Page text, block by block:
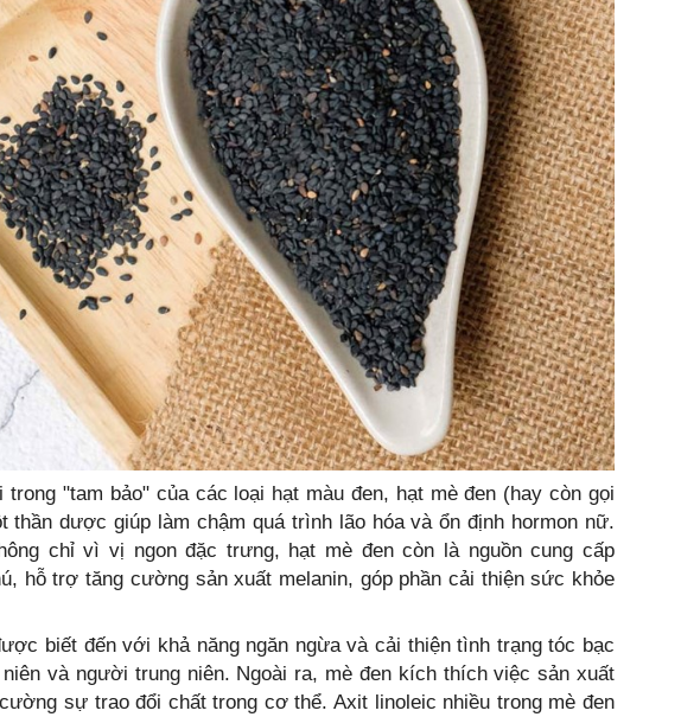
"tam bảo" của các loại hạt màu đen, hạt mè đen (hay còn gọi
thần dược giúp làm chậm quá trình lão hóa và ổn định hormon nữ.
chỉ vì vị ngon đặc trưng, hạt mè đen còn là nguồn cung cấp
hỗ trợ tăng cường sản xuất melanin, góp phần cải thiện sức khỏe
biết đến với khả năng ngăn ngừa và cải thiện tình trạng tóc bạc
và người trung niên. Ngoài ra, mè đen kích thích việc sản xuất
sự trao đổi chất trong cơ thể. Axit linoleic nhiều trong mè đen